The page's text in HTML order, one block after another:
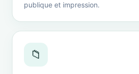
publique et impression.
📁